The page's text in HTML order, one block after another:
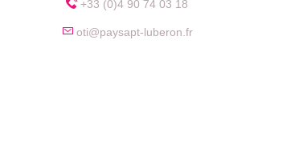
+33 (0)4 90 74 03 18
oti@paysapt-luberon.fr